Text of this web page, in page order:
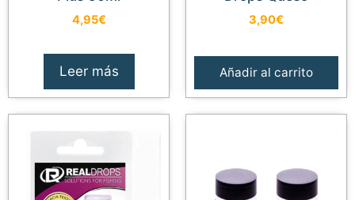
4,95€
Leer más
3,90€
Añadir al carrito